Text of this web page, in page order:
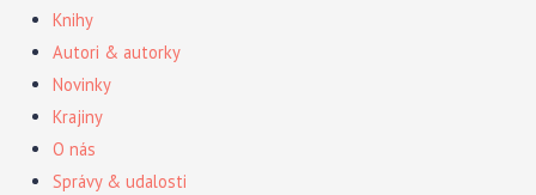
Knihy
Autori & autorky
Novinky
Krajiny
O nás
Správy & udalosti